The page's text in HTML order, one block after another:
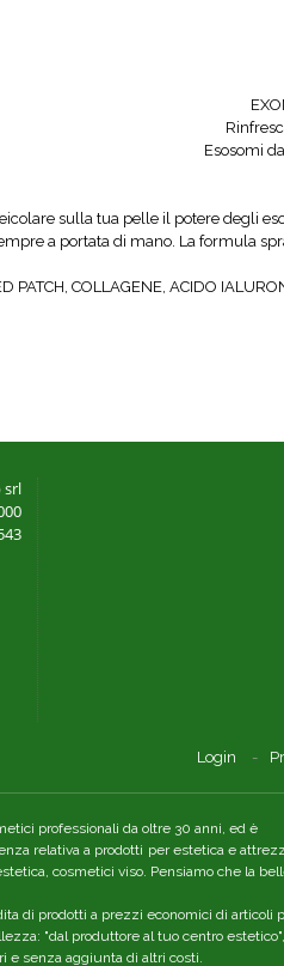
Esosomi
sulla tua pelle il potere degli
a portata di mano. La formula
PATCH, COLLAGENE, ACIDO
srl
Login
professionali da oltre 30 anni, ed è
relativa a prodotti per estetica e
cosmetici viso. Pensiamo che la
di prodotti a prezzi economici di articoli
"dal produttore al tuo centro
e senza aggiunta di altri costi.